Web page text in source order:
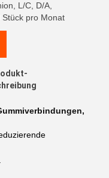
L/C, D/A,
pro Monat
,